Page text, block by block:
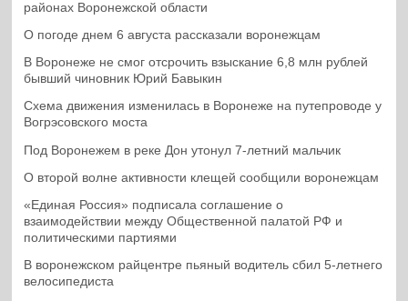
районах Воронежской области
О погоде днем 6 августа рассказали воронежцам
В Воронеже не смог отсрочить взыскание 6,8 млн рублей
бывший чиновник Юрий Бавыкин
Схема движения изменилась в Воронеже на путепроводе у
Вогрэсовского моста
Под Воронежем в реке Дон утонул 7-летний мальчик
О второй волне активности клещей сообщили воронежцам
«Единая Россия» подписала соглашение о
взаимодействии между Общественной палатой РФ и
политическими партиями
В воронежском райцентре пьяный водитель сбил 5-летнего
велосипедиста